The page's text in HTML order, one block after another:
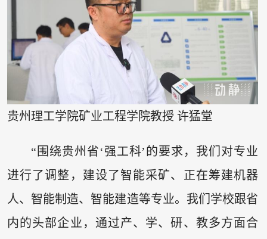
贵州理工学院矿业工程学院教授 许猛堂
“围绕贵州省‘强工科’的要求，我们对专业
进行了调整，建设了智能采矿、正在筹建机器
人、智能制造、智能建造等专业。我们学校跟省
内的头部企业，通过产、学、研、教多方面合